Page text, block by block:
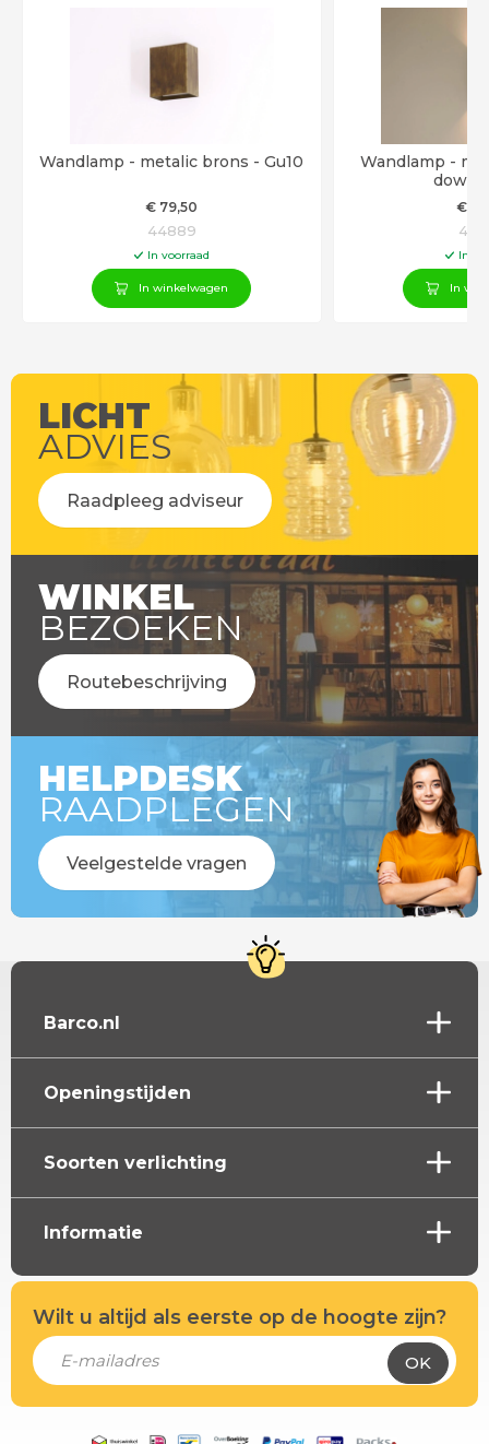
Wandlamp - metalic brons - Gu10
€ 79,50
44889
In voorraad
In winkelwagen
Wandlamp -
down
€
In
In
LICHT
ADVIES
Raadpleeg adviseur
WINKEL
BEZOEKEN
Routebeschrijving
HELPDESK
RAADPLEGEN
Veelgestelde vragen
Barco.nl
Openingstijden
Soorten verlichting
Informatie
Wilt u altijd als eerste op de hoogte zijn?
OK